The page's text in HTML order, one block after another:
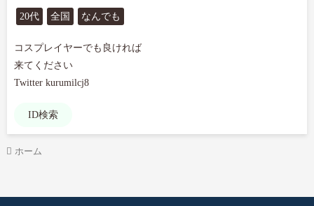
20代 全国 なんでも
コスプレイヤーでも良ければ
来てください
Twitter kurumilcj8
ID検索
ホーム